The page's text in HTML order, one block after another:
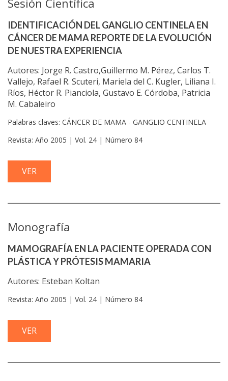
Sesión Científica
IDENTIFICACIÓN DEL GANGLIO CENTINELA EN
CÁNCER DE MAMA REPORTE DE LA EVOLUCIÓN
DE NUESTRA EXPERIENCIA
Autores: Jorge R. Castro,Guillermo M. Pérez, Carlos T.
Vallejo, Rafael R. Scuteri, Mariela del C. Kugler, Liliana I.
Ríos, Héctor R. Pianciola, Gustavo E. Córdoba, Patricia
M. Cabaleiro
Palabras claves: CÁNCER DE MAMA - GANGLIO CENTINELA
Revista: Año 2005 | Vol. 24 | Número 84
VER
Monografía
MAMOGRAFÍA EN LA PACIENTE OPERADA CON
PLÁSTICA Y PRÓTESIS MAMARIA
Autores: Esteban Koltan
Revista: Año 2005 | Vol. 24 | Número 84
VER